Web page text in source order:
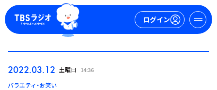
ログイン
ログイン
2022.03.12 土曜日 14:36
バラエティ・お笑い